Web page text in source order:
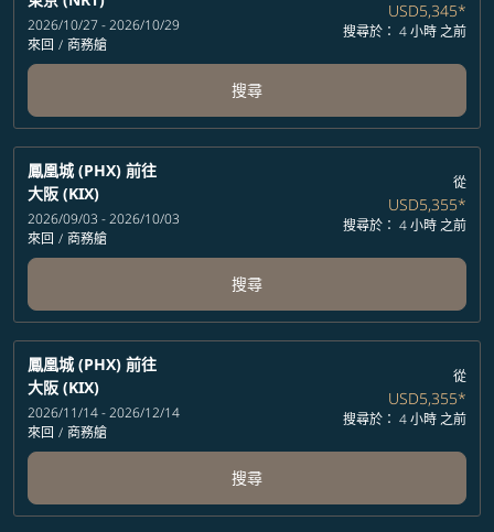
2026/10/27 - 2026/10/29
來回 / 商務艙
USD5,345*
搜尋於： 4 小時 之前
搜尋
鳳凰城 (PHX) 前往
大阪 (KIX)
2026/09/03 - 2026/10/03
來回 / 商務艙
從
USD5,355*
搜尋於： 4 小時 之前
搜尋
鳳凰城 (PHX) 前往
大阪 (KIX)
2026/11/14 - 2026/12/14
來回 / 商務艙
從
USD5,355*
搜尋於： 4 小時 之前
搜尋